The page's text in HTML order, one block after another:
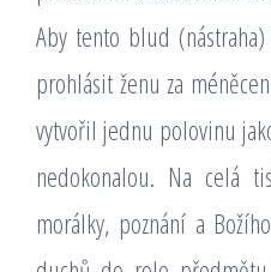
Aby tento blud
prohlásit ženu za
vytvořil jednu polovinu
nedokonalou. Na celá
morálky, poznání a